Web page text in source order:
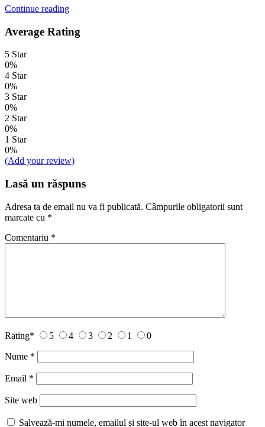
Continue reading
Average Rating
5 Star
0%
4 Star
0%
3 Star
0%
2 Star
0%
1 Star
0%
(Add your review)
Lasă un răspuns
Adresa ta de email nu va fi publicată. Câmpurile obligatorii sunt
marcate cu *
Comentariu *
Rating* 5 4 3 2 1 0
Nume *
Email *
Site web
Salvează-mi numele, emailul și site-ul web în acest navigator